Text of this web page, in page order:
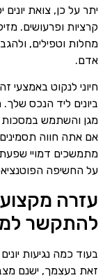
יתר על כן, צואת
קרציות ופרעושים.
מחלות וטפילים,
אדם.
חיוני לנקוט באמצעי
ביונים ליד הנכס
מגן והשתמש במסכות
אם אתה חווה
מתמשכים דמויי
על החשיפה
עזרה
להתקשר
בעוד כמה נגיעות
זאת בעצמך, ישנם